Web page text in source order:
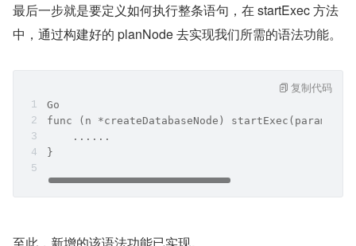
最后一步就是要定义如何执行整条语句，在 startExec 方法
中，通过构建好的 planNode 去实现我们所需的语法功能。
Go
func (n *createDatabaseNode) startExec(params
    ......
}
复制代码